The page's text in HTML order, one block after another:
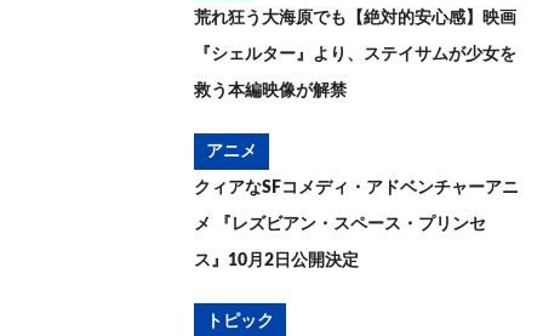
荒れ狂う大海原でも【絶対的安心感】映画
『シェルター』より、ステイサムが少女を
救う本編映像が解禁
アニメ
クィアなSFコメディ・アドベンチャーアニ
メ 『レズビアン・スペース・プリンセ
ス』10月2日公開決定
トピック